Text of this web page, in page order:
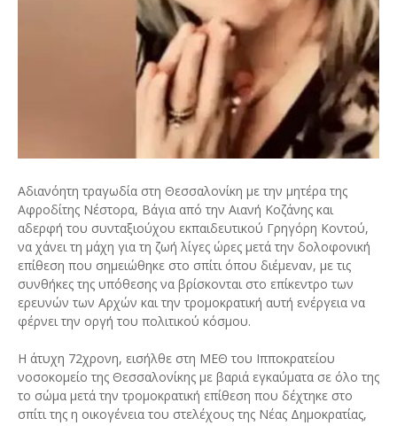
Αδιανόητη τραγωδία στη Θεσσαλονίκη με την μητέρα της
Αφροδίτης Νέστορα, Βάγια από την Αιανή Κοζάνης και
αδερφή του συνταξιούχου εκπαιδευτικού Γρηγόρη Κοντού,
να χάνει τη μάχη για τη ζωή λίγες ώρες μετά την δολοφονική
επίθεση που σημειώθηκε στο σπίτι όπου διέμεναν, με τις
συνθήκες της υπόθεσης να βρίσκονται στο επίκεντρο των
ερευνών των Αρχών και την τρομοκρατική αυτή ενέργεια να
φέρνει την οργή του πολιτικού κόσμου.
Η άτυχη 72χρονη, εισήλθε στη ΜΕΘ του Ιπποκρατείου
νοσοκομείο της Θεσσαλονίκης με βαριά εγκαύματα σε όλο της
το σώμα μετά την τρομοκρατική επίθεση που δέχτηκε στο
σπίτι της η οικογένεια του στελέχους της Νέας Δημοκρατίας,